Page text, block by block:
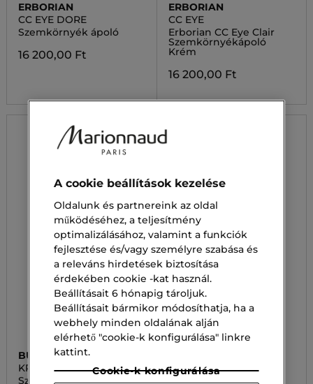
ERBORIAN
CC EYE DORE
Szemkörnyék ápoló
16 200,00 Ft
ERBORIAN
CC EYE
Erborian CC Eye Clair
Szemkörnyékápoló
Krém
16 200,00 Ft
BUENO
KRÉM
Szemkrém MGF Peptide
SKIN CAVIAR
Skin Caviar Luxe Eye
A cookie beállítások kezelése
Oldalunk és partnereink az oldal
működéséhez, a teljesítmény
optimalizálásához, valamint a funkciók
fejlesztése és/vagy személyre szabása és
a releváns hirdetések biztosítása
érdekében cookie -kat használ.
Beállításait 6 hónapig tároljuk.
Beállításait bármikor módosíthatja, ha a
webhely minden oldalának alján
elérhető "cookie-k konfigurálása" linkre
kattint.
Cookie-k konfigurálása